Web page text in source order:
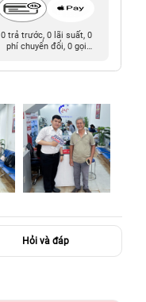
0 trả trước, 0 lãi suất, 0
phí chuyển đổi, 0 gọi
Hỏi và đáp